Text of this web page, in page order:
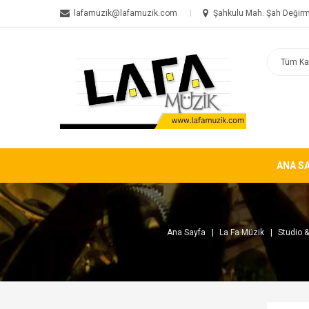
lafamuzik@lafamuzik.com Şahkulu Mah. Şah
ANA
Ana Sayfa La Fa Müzik Studio